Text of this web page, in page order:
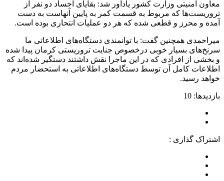
معاون امنیتی وزارت کشور یادآور شد: بقایای اجساد دو نفر از
تروریست‌ها که مربوط به قسمت کمر به پایین آنهاست به دست
آمده و محرز و قطعی شده که هر دو عملیات انتحاری بوده است.
میراحمدی همچنین گفت: با توانمندی دستگاه‌های اطلاعاتی ما
سرنخ‌های بسیار خوبی درخصوص جنایت تروریستی کرمان پیدا شده
و بخشی از افرادی که در این ماجرا نقش داشتند دستگیر شده‌اند که
اطلاعات کامل آن توسط دستگاه‌های اطلاعاتی به استحضار مردم
خواهد رسید.
بازدیدها: 10
اشتراک گذاری :